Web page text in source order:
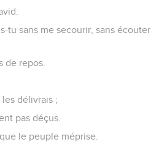
tu sans me secourir, sans écouter
de repos.
délivrais ;
pas déçus.
le peuple méprise.